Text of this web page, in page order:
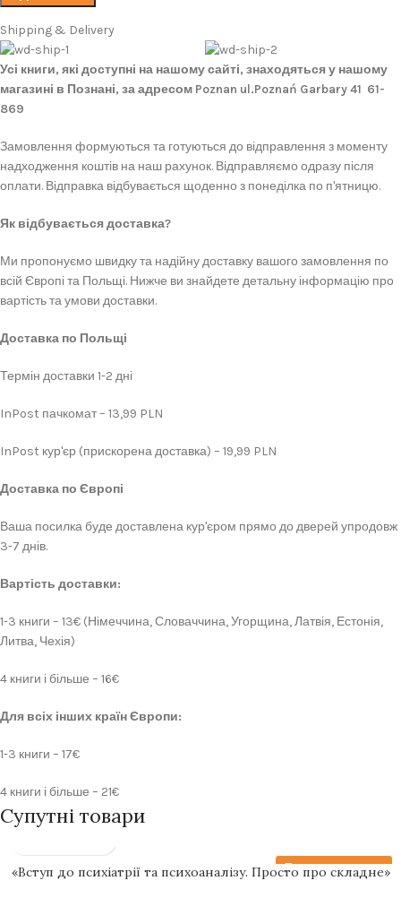
Shipping & Delivery
Усі книги, які доступні на нашому сайті, знаходяться у нашому
магазині в Познані, за адресом Poznan ul.Poznań Garbary 41 61-
869
Замовлення формуються та готуються до відправлення з моменту
надходження коштів на наш рахунок. Відправляємо одразу після
оплати. Відправка відбувається щоденно з понеділка по п'ятницю.
Як відбувається доставка?
Ми пропонуємо швидку та надійну доставку вашого замовлення по
всій Європі та Польщі. Нижче ви знайдете детальну інформацію про
вартість та умови доставки.
Доставка по Польщі
Термін доставки 1-2 дні
InPost пачкомат – 13,99 PLN
InPost кур'єр (прискорена доставка) – 19,99 PLN
Доставка по Європі
Ваша посилка буде доставлена кур'єром прямо до дверей упродовж
3-7 днів.
Вартість доставки:
1-3 книги – 13€ (Німеччина, Словаччина, Угорщина, Латвія, Естонія,
Литва, Чехія)
4 книги і більше – 16€
Для всіх інших країн Європи:
1-3 книги – 17€
4 книги і більше – 21€
Супутні товари
Передзамовлення
«Вступ до психіатрії та психоаналізу. Просто про складне»